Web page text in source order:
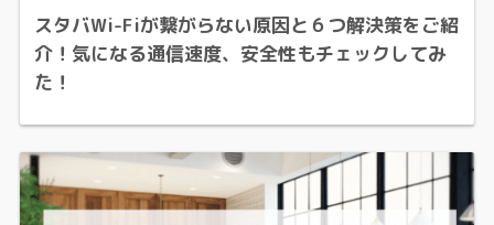
スタバWi-Fiが繋がらない原因と６つ解決策をご紹
介！気になる通信速度、安全性もチェックしてみ
た！